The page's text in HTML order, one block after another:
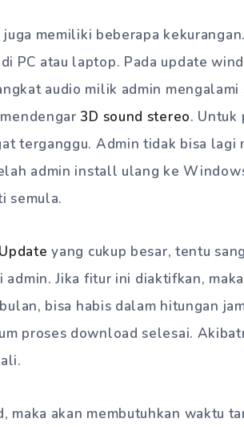
memiliki beberapa
PC atau laptop. Pada update
audio milik admin mengalami
3D sound stereo. Untuk
terganggu. Admin tidak bisa lagi
admin install ulang ke
semula.
yang cukup besar, tentu
Jika fitur ini diaktifkan,
bisa habis dalam hitungan
proses download selesai.
maka akan membutuhkan waktu